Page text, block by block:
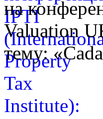
на
Valuation
тему: